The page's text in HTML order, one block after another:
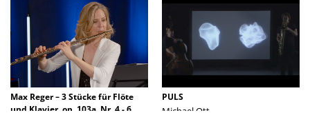
Max Reger – 3 Stücke für Flöte
und Klavier, op. 103a, Nr. 4 - 6
PULS
Michael Ott